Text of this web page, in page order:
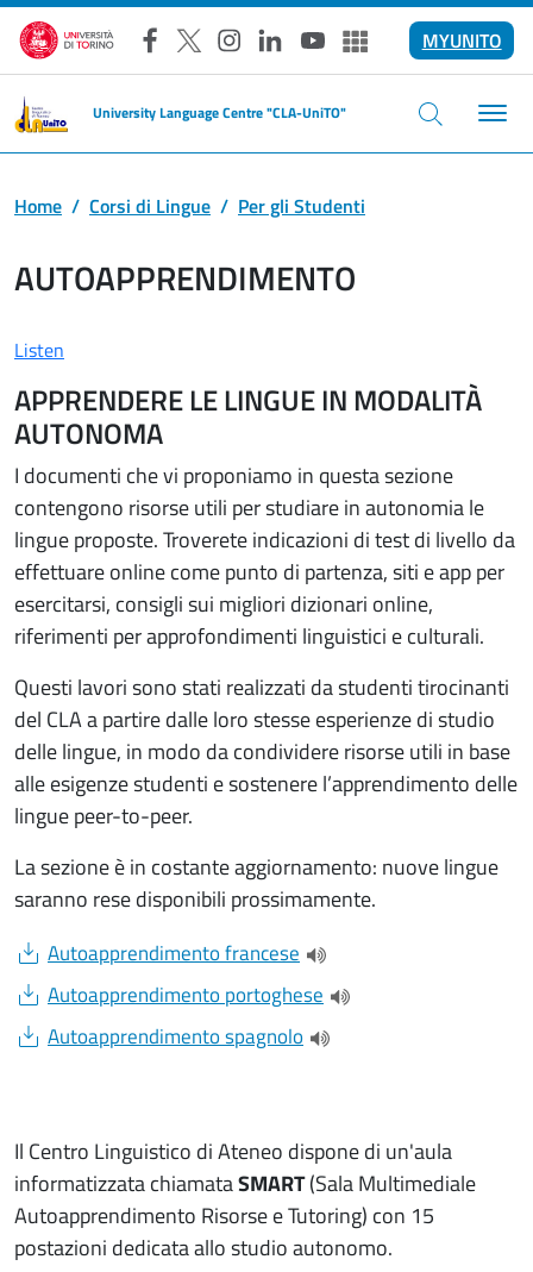
Skip to main content
Facebook
X Instagram
LinkedInYouTubeAltri social
MYUNITO
University Language Centre "CLA-UniTO"
Home Corsi di Lingue Per gli Studenti
AUTOAPPRENDIMENTO
Listen
APPRENDERE LE LINGUE IN MODALITÀ
AUTONOMA
I documenti che vi proponiamo in questa sezione
contengono risorse utili per studiare in autonomia le
lingue proposte. Troverete indicazioni di test di livello da
effettuare online come punto di partenza, siti e app per
esercitarsi, consigli sui migliori dizionari online,
riferimenti per approfondimenti linguistici e culturali.
Questi lavori sono stati realizzati da studenti tirocinanti
del CLA a partire dalle loro stesse esperienze di studio
delle lingue, in modo da condividere risorse utili in base
alle esigenze studenti e sostenere l’apprendimento delle
lingue peer-to-peer.
La sezione è in costante aggiornamento: nuove lingue
saranno rese disponibili prossimamente.
Document
Autoapprendimento francese
(apre una nuova finestra)
Document
Autoapprendimento portoghese
Document
Autoapprendimento spagnolo
Il Centro Linguistico di Ateneo dispone di un'aula
informatizzata chiamataSMART(Sala Multimediale
Autoapprendimento Risorse e Tutoring) con 15
postazioni dedicata allo studio autonomo.